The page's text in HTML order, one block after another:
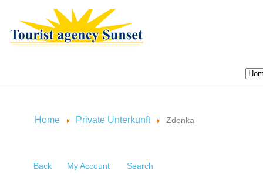
Home Private Unterkunft Zdenka
Back
My Account
Search